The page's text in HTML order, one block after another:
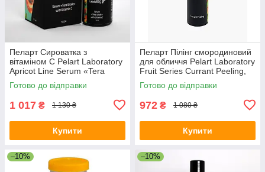
Пеларт Сироватка з
вітаміном C Pelart Laboratory
Apricot Line Serum «Tera
Vitale» With Vitamin C, 30 мл
Готово до відправки
1 017 ₴ 1 130 ₴
Купити
Пеларт Пілінг смородиновий
для обличчя Pelart Laboratory
Fruit Series Currant Peeling,
100 мл
Готово до відправки
972 ₴ 1 080 ₴
Купити
–10% –10%